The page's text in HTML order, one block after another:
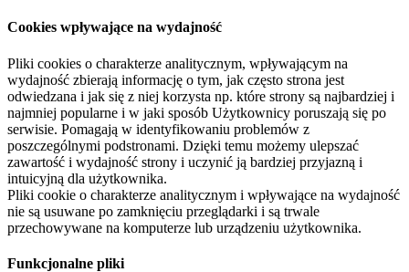
Cookies wpływające na wydajność
Pliki cookies o charakterze analitycznym, wpływającym na
wydajność zbierają informację o tym, jak często strona jest
odwiedzana i jak się z niej korzysta np. które strony są najbardziej i
najmniej popularne i w jaki sposób Użytkownicy poruszają się po
serwisie. Pomagają w identyfikowaniu problemów z
poszczególnymi podstronami. Dzięki temu możemy ulepszać
zawartość i wydajność strony i uczynić ją bardziej przyjazną i
intuicyjną dla użytkownika.
Pliki cookie o charakterze analitycznym i wpływające na wydajność
nie są usuwane po zamknięciu przeglądarki i są trwale
przechowywane na komputerze lub urządzeniu użytkownika.
Funkcjonalne pliki